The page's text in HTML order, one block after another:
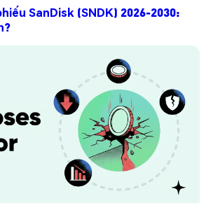
SanDisk (SNDK) 2026-2030: